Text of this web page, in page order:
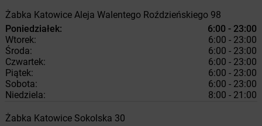
Żabka Katowice Aleja Walentego Roździeńskiego 98
Poniedziałek:
6:00 - 23:00
Wtorek:
6:00 - 23:00
Środa:
6:00 - 23:00
Czwartek:
6:00 - 23:00
Piątek:
6:00 - 23:00
Sobota:
6:00 - 23:00
Niedziela:
8:00 - 21:00
Żabka Katowice Sokolska 30